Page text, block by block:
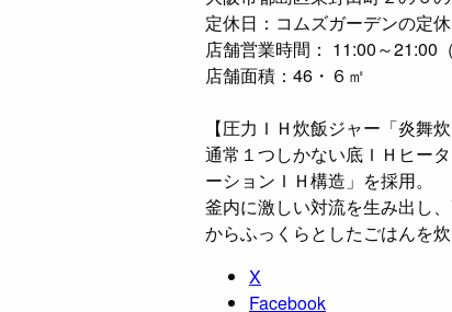
定休日：コムズガーデンの定
店舗営業時間： 11:00～21:00
店舗面積：46・６㎡
【圧力ＩＨ炊飯ジャー「炎舞炊
通常１つしかない底ＩＨヒー
ーションＩＨ構造」を採用。
釜内に激しい対流を生み出し
からふっくらとしたごはんを炊
X
Facebook